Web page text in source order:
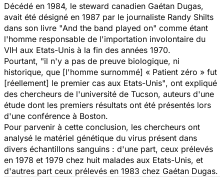
Décédé en 1984, le steward canadien Gaétan Dugas,
avait été désigné en 1987 par le journaliste Randy Shilts
dans son livre "And the band played on" comme étant
l'homme responsable de l'importation involontaire du
VIH aux Etats-Unis à la fin des années 1970.
Pourtant, "il n'y a pas de preuve biologique, ni
historique, que [l'homme surnommé] « Patient zéro » fut
[réellement] le premier cas aux Etats-Unis", ont expliqué
des chercheurs de l'université de Tucson, auteurs d'une
étude dont les premiers résultats ont été présentés lors
d'une conférence à Boston.
Pour parvenir à cette conclusion, les chercheurs ont
analysé le matériel génétique du virus présent dans
divers échantillons sanguins : d'une part, ceux prélevés
en 1978 et 1979 chez huit malades aux Etats-Unis, et
d'autres part ceux prélevés en 1983 chez Gaétan Dugas.